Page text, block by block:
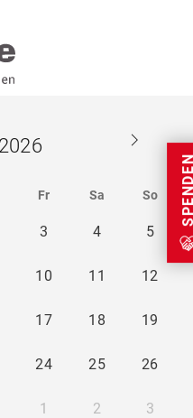
Fr Sa So
3 4 5
10 11 12
17 18 19
24 25 26
1 2 3